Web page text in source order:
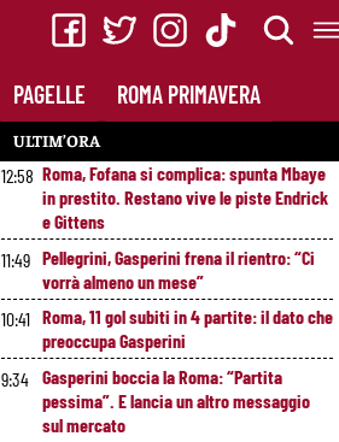
PAGELLE ROMA PRIMAVERA
ULTIM’ORA
12:58 Roma, Fofana si complica: spunta Mbaye
in prestito. Restano vive le piste Endrick
e Gittens
11:49 Pellegrini, Gasperini frena il rientro: “Ci
vorrà almeno un mese”
10:41 Roma, 11 gol subiti in 4 partite: il dato che
preoccupa Gasperini
9:34 Gasperini boccia la Roma: “Partita
pessima”. E lancia un altro messaggio
sul mercato